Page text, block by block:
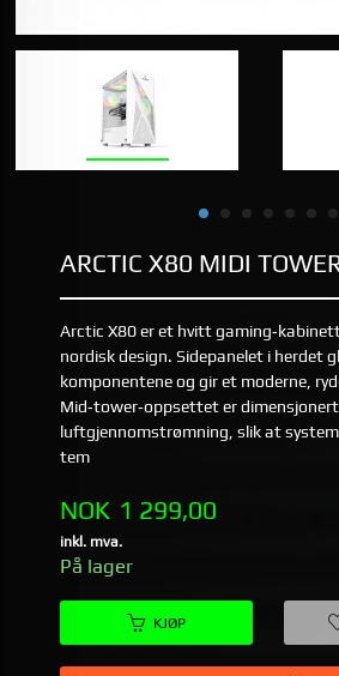
ARCTIC X80 MIDI
Arctic X80 er et hvitt
nordisk design. Sidepanelet i herdet
komponentene og gir et moderne,
Mid‑tower‑oppsettet er
luftgjennomstrømning, slik at
tem
Pris
NOK 1 299,00
inkl. mva.
På lager
KJØP